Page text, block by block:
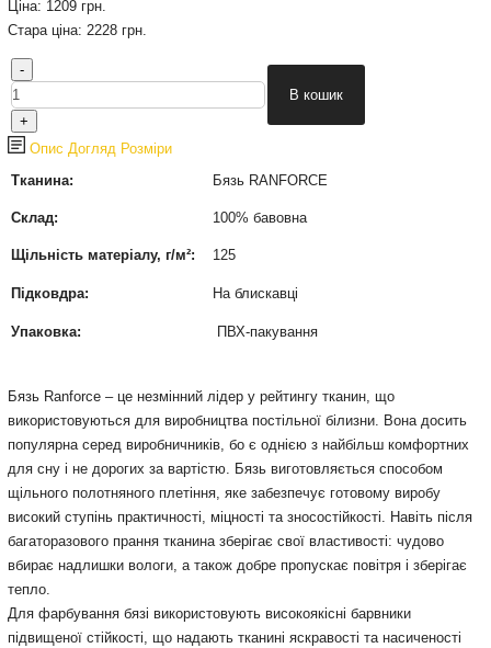
Ціна: 1209 грн.
Стара ціна: 2228 грн.
Опис Догляд Розміри
Тканина:
Бязь RANFORCE
Склад: 100% бавовна
Щільність матеріалу, г/м²: 125
Підковдра: На блискавці
Упаковка: ПВХ-пакування
Бязь Ranforce – це незмінний лідер у рейтингу тканин, що
використовуються для виробництва постільної білизни. Вона досить
популярна серед виробничників, бо є однією з найбільш комфортних
для сну і не дорогих за вартістю. Бязь виготовляється способом
щільного полотняного плетіння, яке забезпечує готовому виробу
високий ступінь практичності, міцності та зносостійкості. Навіть після
багаторазового прання тканина зберігає свої властивості: чудово
вбирає надлишки вологи, а також добре пропускає повітря і зберігає
тепло.
Для фарбування бязі використовують високоякісні барвники
підвищеної стійкості, що надають тканині яскравості та насиченості